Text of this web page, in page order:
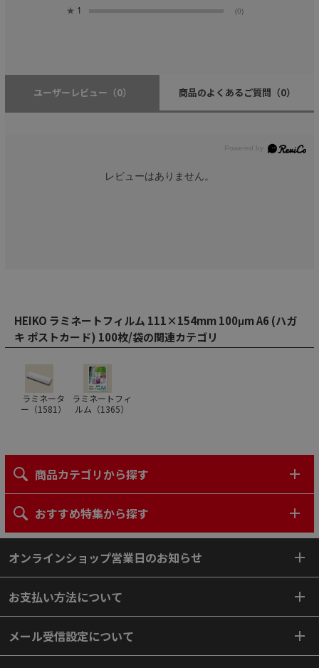
★ 1 (0)
ユーザーレビュー （0） 商品のよくあるご質問 （0）
レビューはありません。
HEIKO ラミネートフィルム 111×154mm 100μm A6 (ハガ
キ ポストカード) 100枚/袋の関連カテゴリ
ラミネータ
ー（1581）
ラミネートフィ
ルム（1365）
商品カテゴリから探す
おすすめ特集から探す
オンラインショップ営業日のお知らせ
お支払い方法について
メール受信設定について